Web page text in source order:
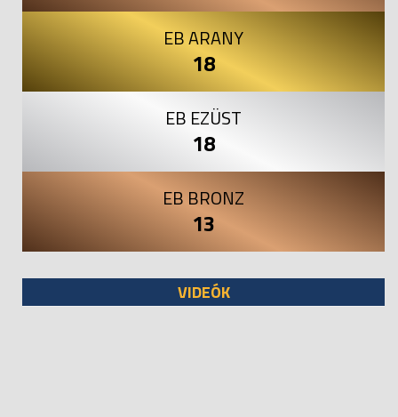
EB ARANY
18
EB EZÜST
18
EB BRONZ
13
VIDEÓK